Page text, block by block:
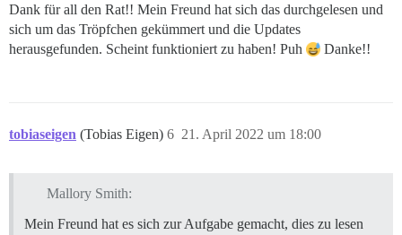
Dank für all den Rat!! Mein Freund hat sich das durchgelesen und
sich um das Tröpfchen gekümmert und die Updates
herausgefunden. Scheint funktioniert zu haben! Puh
Danke!!
tobiaseigen (Tobias Eigen) 21. April 2022 um 18:00
6
Mallory Smith:
Mein Freund hat es sich zur Aufgabe gemacht, dies zu lesen